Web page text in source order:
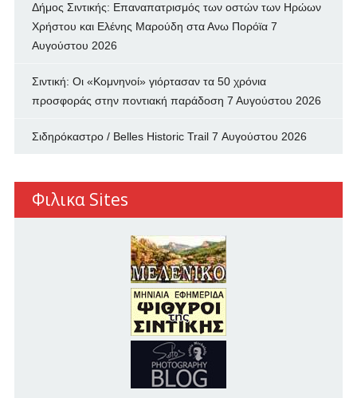
Δήμος Σιντικής: Επαναπατρισμός των oστών των Ηρώων
Χρήστου και Ελένης Μαρούδη στα Ανω Πορόϊα 7
Αυγούστου 2026
Σιντική: Οι «Κομνηνοί» γιόρτασαν τα 50 χρόνια
προσφοράς στην ποντιακή παράδοση 7 Αυγούστου 2026
Σιδηρόκαστρο / Belles Historic Trail 7 Αυγούστου 2026
Φιλικα Sites